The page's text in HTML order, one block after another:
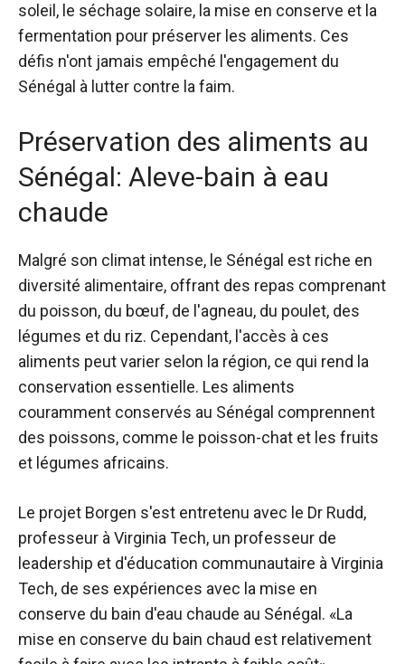
soleil, le séchage solaire, la mise en conserve et la
fermentation pour préserver les aliments. Ces
défis n'ont jamais empêché l'engagement du
Sénégal à lutter contre la faim.
Préservation des aliments au
Sénégal: Aleve-bain à eau
chaude
Malgré son climat intense, le Sénégal est riche en
diversité alimentaire, offrant des repas comprenant
du poisson, du bœuf, de l'agneau, du poulet, des
légumes et du riz. Cependant, l'accès à ces
aliments peut varier selon la région, ce qui rend la
conservation essentielle. Les aliments
couramment conservés au Sénégal comprennent
des poissons, comme le poisson-chat et les fruits
et légumes africains.
Le projet Borgen s'est entretenu avec le Dr Rudd,
professeur à Virginia Tech, un professeur de
leadership et d'éducation communautaire à Virginia
Tech, de ses expériences avec la mise en
conserve du bain d'eau chaude au Sénégal. «La
mise en conserve du bain chaud est relativement